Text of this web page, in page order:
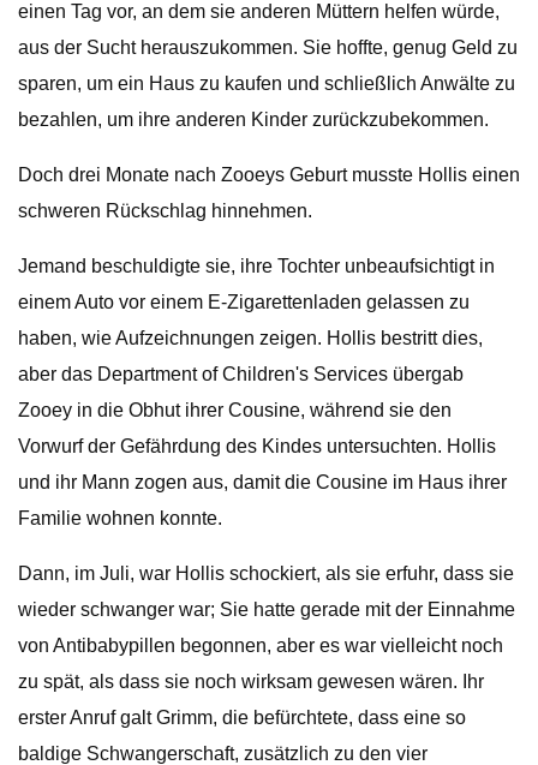
einen Tag vor, an dem sie anderen Müttern helfen würde,
aus der Sucht herauszukommen. Sie hoffte, genug Geld zu
sparen, um ein Haus zu kaufen und schließlich Anwälte zu
bezahlen, um ihre anderen Kinder zurückzubekommen.
Doch drei Monate nach Zooeys Geburt musste Hollis einen
schweren Rückschlag hinnehmen.
Jemand beschuldigte sie, ihre Tochter unbeaufsichtigt in
einem Auto vor einem E-Zigarettenladen gelassen zu
haben, wie Aufzeichnungen zeigen. Hollis bestritt dies,
aber das Department of Children's Services übergab
Zooey in die Obhut ihrer Cousine, während sie den
Vorwurf der Gefährdung des Kindes untersuchten. Hollis
und ihr Mann zogen aus, damit die Cousine im Haus ihrer
Familie wohnen konnte.
Dann, im Juli, war Hollis schockiert, als sie erfuhr, dass sie
wieder schwanger war; Sie hatte gerade mit der Einnahme
von Antibabypillen begonnen, aber es war vielleicht noch
zu spät, als dass sie noch wirksam gewesen wären. Ihr
erster Anruf galt Grimm, die befürchtete, dass eine so
baldige Schwangerschaft, zusätzlich zu den vier